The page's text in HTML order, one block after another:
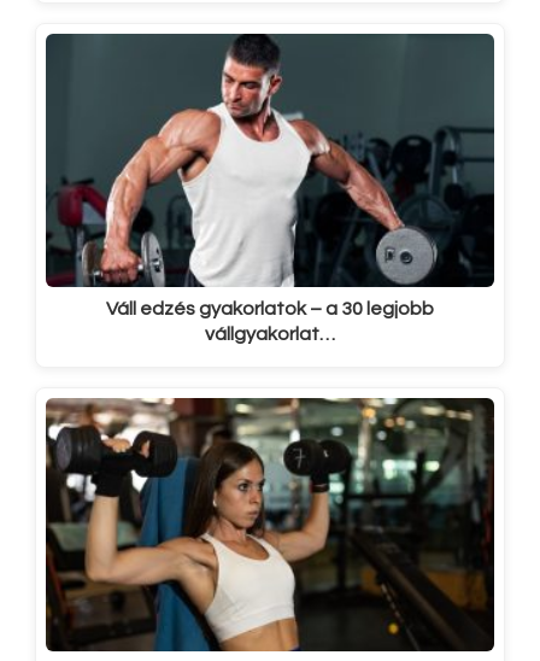
Váll edzés gyakorlatok – a 30 legjobb
vállgyakorlat…